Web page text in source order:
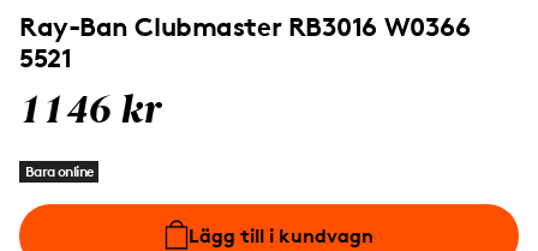
Ray-Ban Clubmaster RB3016 W0366
5521
1146 kr
Bara online
Lägg till i kundvagn